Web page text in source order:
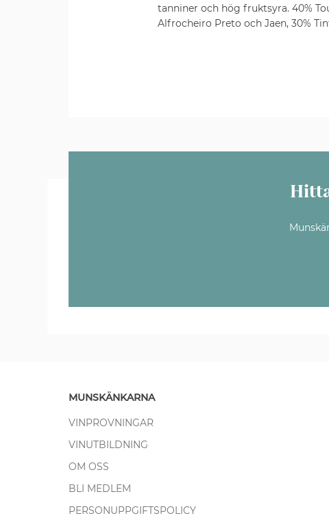
tanniner och hög fruktsyra. 40%
Alfrocheiro Preto och Jaen, 30%
MUNSKÄNKARNA
VINPROVNINGAR
VINUTBILDNING
OM OSS
BLI MEDLEM
PERSONUPPGIFTSPOLICY